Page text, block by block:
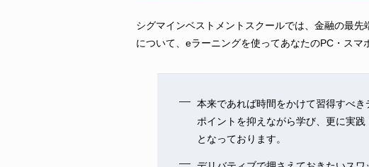
シグマインベストメントスクールでは、金融の最
について、eラーニングを使ってあなたのPC・スマ
本来であれば時間をかけて習得すべ
ポイントを抑えながら学び、更に実
となっております。